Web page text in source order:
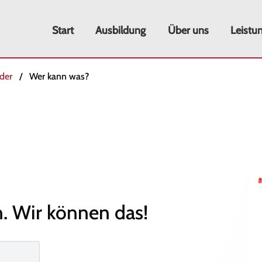
Start Ausbildung Über uns
Wer kann was?
Wir können das!